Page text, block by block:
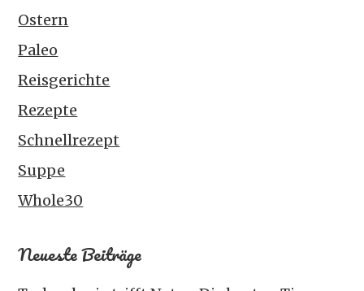
Ostern
Paleo
Reisgerichte
Rezepte
Schnellrezept
Suppe
Whole30
Neueste Beiträge